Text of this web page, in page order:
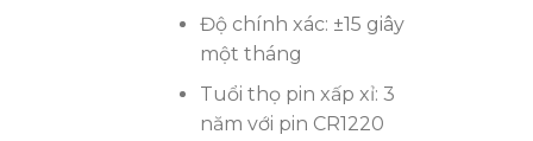
Độ chính xác: ±15 giây
một tháng
Tuổi thọ pin xấp xỉ: 3
năm với pin CR1220